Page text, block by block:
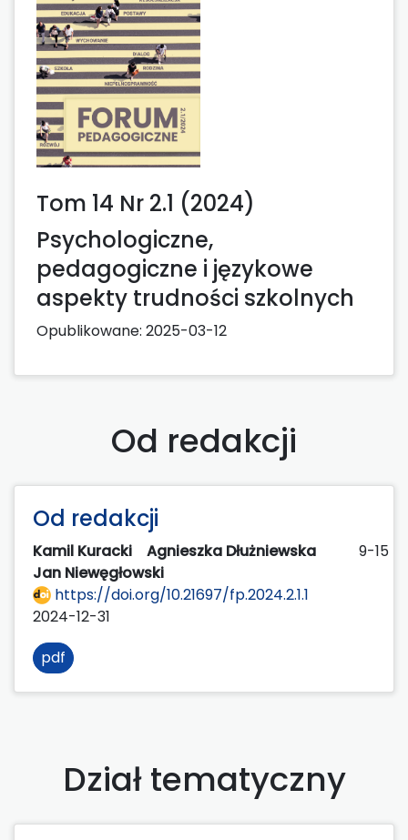
Tom 14 Nr 2.1 (2024)
Psychologiczne,
pedagogiczne i językowe
aspekty trudności szkolnych
Opublikowane: 2025-03-12
Od redakcji
Od redakcji
Kamil Kuracki
Agnieszka Dłużniewska
Jan Niewęgłowski
9-15
https://doi.org/10.21697/fp.2024.2.1.1
2024-12-31
pdf
Dział tematyczny